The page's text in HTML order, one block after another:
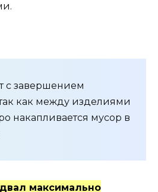
с завершением
как между изделиями
накапливается мусор в
максимально